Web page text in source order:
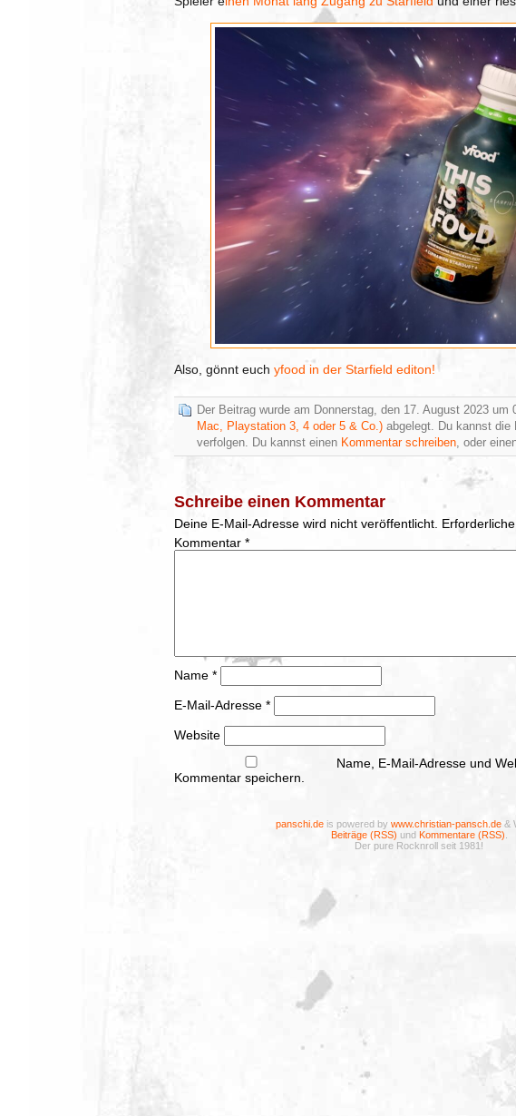
Also, gönnt euch yfood in der Starfield editon!
Der Beitrag wurde am Donnerstag, den 17. August 2023
Mac, Playstation 3, 4 oder 5 & Co.) abgelegt. Du kannst die
verfolgen. Du kannst einen Kommentar schreiben , oder
Schreibe einen Kommentar
Deine E-Mail-Adresse wird nicht veröffentlicht.
Kommentar *
Name *
E-Mail-Adresse *
Website
Name, E-Mail-Adresse und
Kommentar speichern.
panschi.deis powered by www.christian-pansch.de&
Beiträge (RSS) und Kommentare (RSS)
Der pure Rocknroll seit 1981!